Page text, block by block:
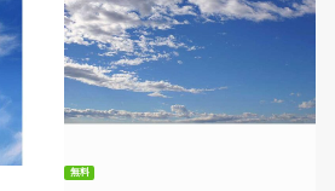
無料ダウンロード
無料